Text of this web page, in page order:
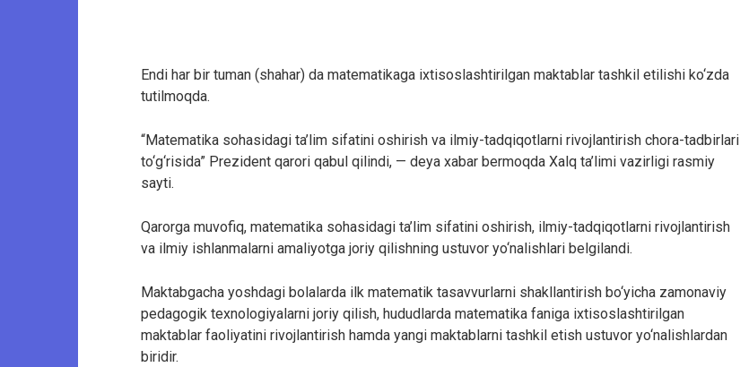
Endi har bir tuman (shahar) da matematikaga ixtisoslashtirilgan maktablar tashkil etilishi ko‘zda
tutilmoqda.
“Matematika sohasidagi ta’lim sifatini oshirish va ilmiy-tadqiqotlarni rivojlantirish chora-tadbirlari
to‘g‘risida” Prezident qarori qabul qilindi, — deya xabar bermoqda Xalq ta’limi vazirligi rasmiy
sayti.
Qarorga muvofiq, matematika sohasidagi ta’lim sifatini oshirish, ilmiy-tadqiqotlarni rivojlantirish
va ilmiy ishlanmalarni amaliyotga joriy qilishning ustuvor yo‘nalishlari belgilandi.
Maktabgacha yoshdagi bolalarda ilk matematik tasavvurlarni shakllantirish bo‘yicha zamonaviy
pedagogik texnologiyalarni joriy qilish, hududlarda matematika faniga ixtisoslashtirilgan
maktablar faoliyatini rivojlantirish hamda yangi maktablarni tashkil etish ustuvor yo‘nalishlardan
biridir.